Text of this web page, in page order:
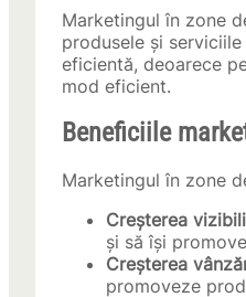
Marketingul în zone
produsele și
eficientă, deoarece
mod eficient.
Beneficiile
Marketingul în zone
Creșterea
și să își
Creșterea
promoveze